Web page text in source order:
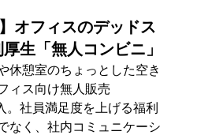
オフィスのデッドス
生「無人コンビニ」
休憩室のちょっとした空き
ィス向け無人販売
。社員満足度を上げる福利
なく、社内コミュニケーシ